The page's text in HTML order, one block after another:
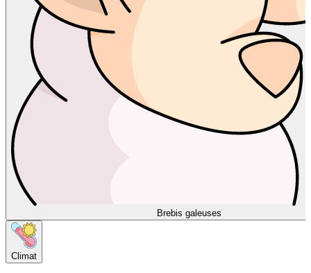
Brebis galeuses
Climat